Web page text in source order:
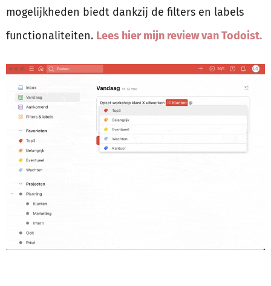
mogelijkheden biedt dankzij de filters en labels
functionaliteiten. Lees hier mijn review van Todoist.